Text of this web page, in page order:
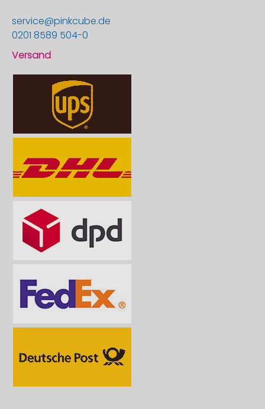
service@pinkcube.de
0201 8589 504-0
Versand